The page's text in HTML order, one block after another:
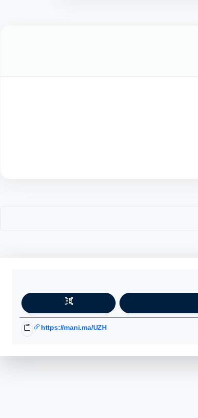
https://mani.ma/UZH